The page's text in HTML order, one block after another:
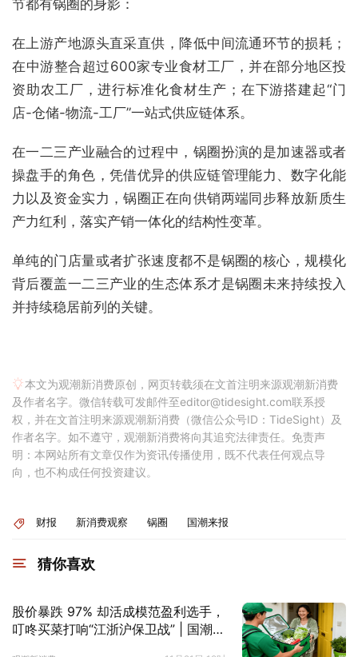
节都有锅圈的身影：
在上游产地源头直采直供，降低中间流通环节的损耗；
在中游整合超过600家专业食材工厂，并在部分地区投
资助农工厂，进行标准化食材生产；在下游搭建起“门
店-仓储-物流-工厂”一站式供应链体系。
在一二三产业融合的过程中，锅圈扮演的是加速器或者
操盘手的角色，凭借优异的供应链管理能力、数字化能
力以及资金实力，锅圈正在向供销两端同步释放新质生
产力红利，落实产销一体化的结构性变革。
单纯的门店量或者扩张速度都不是锅圈的核心，规模化
背后覆盖一二三产业的生态体系才是锅圈未来持续投入
并持续稳居前列的关键。
本文为观潮新消费原创，网页转载须在文首注明来源观潮新消费
及作者名字。微信转载可发邮件至editor@tidesight.com联系授
权，并在文首注明来源观潮新消费（微信公众号ID：TideSight）及
作者名字。如不遵守，观潮新消费将向其追究法律责任。免责声
明：本网站所有文章仅作为资讯传播使用，既不代表任何观点导
向，也不构成任何投资建议。
财报 新消费观察 锅圈 国潮来报
猜你喜欢
股价暴跌 97% 却活成模范盈利选手，
叮咚买菜打响“江浙沪保卫战” | 国潮来